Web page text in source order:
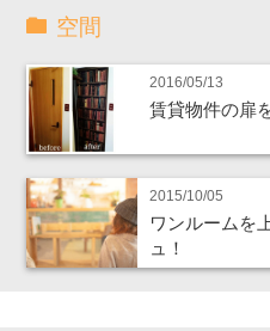
空間
2016/05/13
賃貸物件の扉
2015/10/05
ワンルームを
ュ！